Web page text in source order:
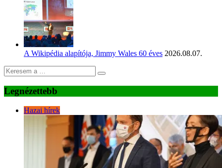
A Wikipédia alapítója, Jimmy Wales 60 éves 2026.08.07.
Legnézettebb
Hazai hírek